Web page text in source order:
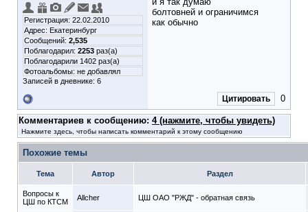
Регистрация: 22.02.2010
Адрес: Екатеринбург
Сообщений: 2,535
Поблагодарил: 2253 раз(а)
Поблагодарили 1402 раз(а)
Фотоальбомы: не добавлял
Записей в дневнике: 6
болтовней и ограничимся
как обычно
Цитировать 0
Комментариев к сообщению: 4 (нажмите, чтобы увидеть)
Нажмите здесь, чтобы написать комментарий к этому сообщению
Похожие темы
Тема Автор Раздел
Вопросы к
ЦШ по КТСМ
Allcher ЦШ ОАО "РЖД" - обратная связь